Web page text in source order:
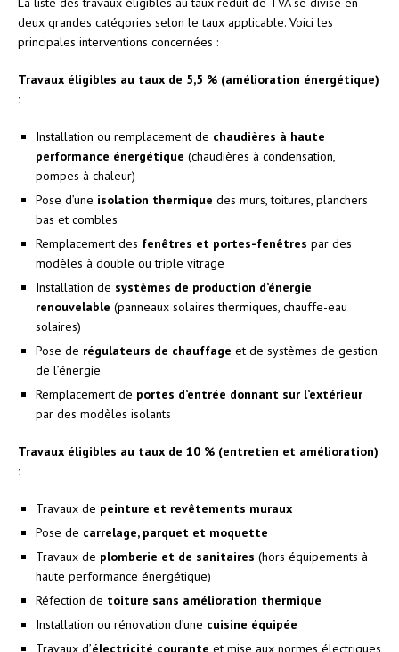
deux grandes catégories selon le taux applicable. Voici les
principales interventions concernées :
Travaux éligibles au taux de 5,5 % (amélioration énergétique)
:
Installation ou remplacement de chaudières à haute
performance énergétique (chaudières à condensation,
pompes à chaleur)
Pose d’une isolation thermique des murs, toitures, planchers
bas et combles
Remplacement des fenêtres et portes-fenêtres par des
modèles à double ou triple vitrage
Installation de systèmes de production d’énergie
renouvelable (panneaux solaires thermiques, chauffe-eau
solaires)
Pose de régulateurs de chauffage et de systèmes de gestion
de l’énergie
Remplacement de portes d’entrée donnant sur l’extérieur
par des modèles isolants
Travaux éligibles au taux de 10 % (entretien et amélioration)
:
Travaux de peinture et revêtements muraux
Pose de carrelage, parquet et moquette
Travaux de plomberie et de sanitaires (hors équipements à
haute performance énergétique)
Réfection de toiture sans amélioration thermique
Installation ou rénovation d’une cuisine équipée
Travaux d’électricité courante et mise aux normes électriques